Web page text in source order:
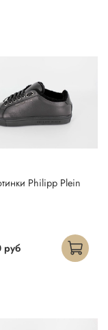
Philipp Plein
руб